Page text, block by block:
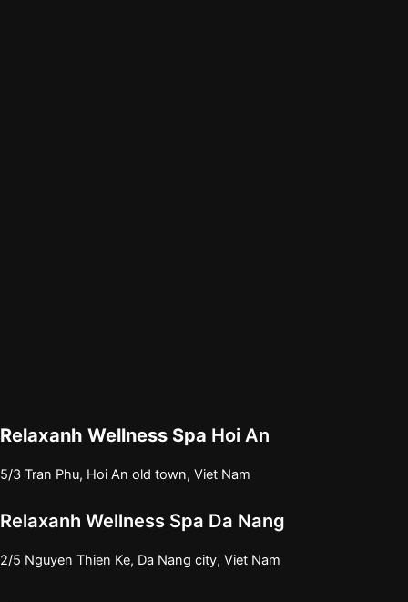
Relaxanh Wellness Spa Hoi An
5/3 Tran Phu, Hoi An old town, Viet Nam
Relaxanh Wellness Spa Da Nang
2/5 Nguyen Thien Ke, Da Nang city, Viet Nam